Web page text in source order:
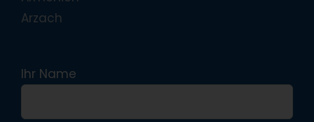
Arzach
Ihr Name